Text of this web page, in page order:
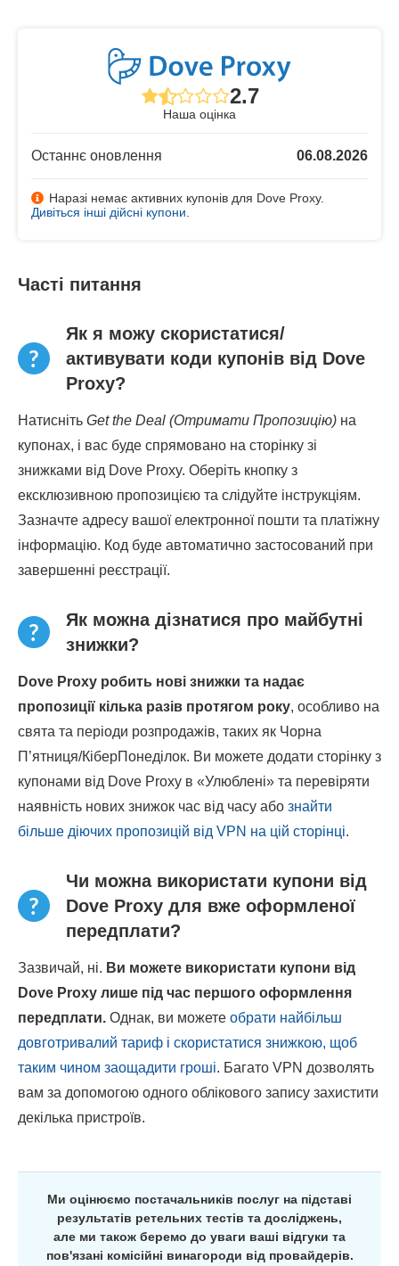
2.7
Наша оцінка
Останнє оновлення 06.08.2026
Наразі немає активних купонів для Dove Proxy.
Дивіться інші дійсні купони
Часті питання
Як я можу скористатися/
активувати коди купонів від Dove
Proxy?
Натисніть Get the Deal (Отримати Пропозицію) на
купонах, і вас буде спрямовано на сторінку зі
знижками від Dove Proxy. Оберіть кнопку з
ексклюзивною пропозицією та слідуйте інструкціям.
Зазначте адресу вашої електронної пошти та платіжну
інформацію. Код буде автоматично застосований при
завершенні реєстрації.
Як можна дізнатися про майбутні
знижки?
Dove Proxy робить нові знижки та надає
пропозиції кілька разів протягом року, особливо на
свята та періоди розпродажів, таких як Чорна
П’ятниця/КіберПонеділок. Ви можете додати сторінку з
купонами від Dove Proxy в «Улюблені» та перевіряти
наявність нових знижок час від часу або знайти
більше діючих пропозицій від VPN на цій сторінці.
Чи можна використати купони від
Dove Proxy для вже оформленої
передплати?
Зазвичай, ні. Ви можете використати купони від
Dove Proxy лише під час першого оформлення
передплати. Однак, ви можете обрати найбільш
довготривалий тариф і скористатися знижкою, щоб
таким чином заощадити гроші. Багато VPN дозволять
вам за допомогою одного облікового запису захистити
декілька пристроїв.
Ми оцінюємо постачальників послуг на підставі
результатів ретельних тестів та досліджень,
але ми також беремо до уваги ваші відгуки та
пов'язані комісійні винагороди від провайдерів.